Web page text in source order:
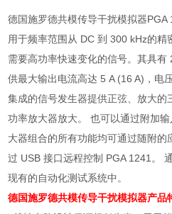
德国施罗德共模传导干扰模拟器
用于频率范围从 DC 到 300 kHz的精
需要高功率快速变化的信号。其具
供最大输出电流高达 5 A (16 A)，电
集成的信号发生器提供正弦、放大的
功率放大器放大。 也可以通过附加
大器组合的所有功能均可通过随附的
过 USB接口远程控制 PGA 1241 。
现有的自动化测试系统中。
德国施罗德共模传导干扰模拟器产品